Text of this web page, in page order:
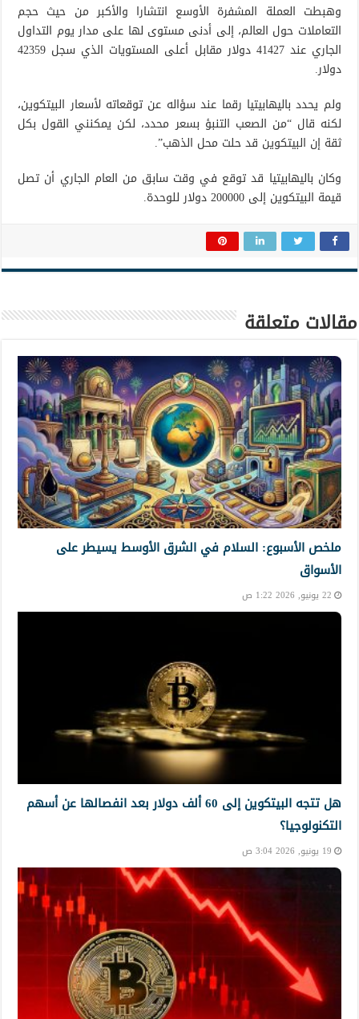
وهبطت العملة المشفرة الأوسع انتشارا والأكبر من حيث حجم
التعاملات حول العالم، إلى أدنى مستوى لها على مدار يوم التداول
الجاري عند 41427 دولار مقابل أعلى المستويات الذي سجل 42359
دولار.
ولم يحدد باليهابيتيا رقما عند سؤاله عن توقعاته لأسعار البيتكوين،
لكنه قال “من الصعب التنبؤ بسعر محدد، لكن يمكنني القول بكل
ثقة إن البيتكوين قد حلت محل الذهب”.
وكان باليهابيتيا قد توقع في وقت سابق من العام الجاري أن تصل
قيمة البيتكوين إلى 200000 دولار للوحدة.
مقالات متعلقة
ملخص الأسبوع: السلام في الشرق الأوسط يسيطر على
الأسواق
22 يونيو, 2026 1:22 ص
هل تتجه البيتكوين إلى 60 ألف دولار بعد انفصالها عن أسهم
التكنولوجيا؟
19 يونيو, 2026 3:04 ص